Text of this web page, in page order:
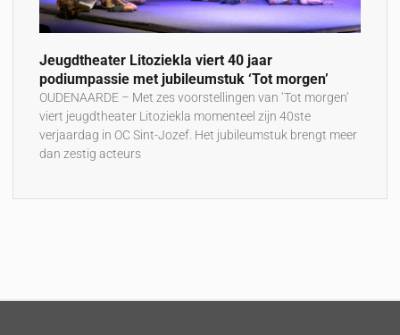
Jeugdtheater Litoziekla viert 40 jaar
podiumpassie met jubileumstuk ‘Tot morgen’
OUDENAARDE – Met zes voorstellingen van ‘Tot morgen‘
viert jeugdtheater Litoziekla momenteel zijn 40ste
verjaardag in OC Sint-Jozef. Het jubileumstuk brengt meer
dan zestig acteurs